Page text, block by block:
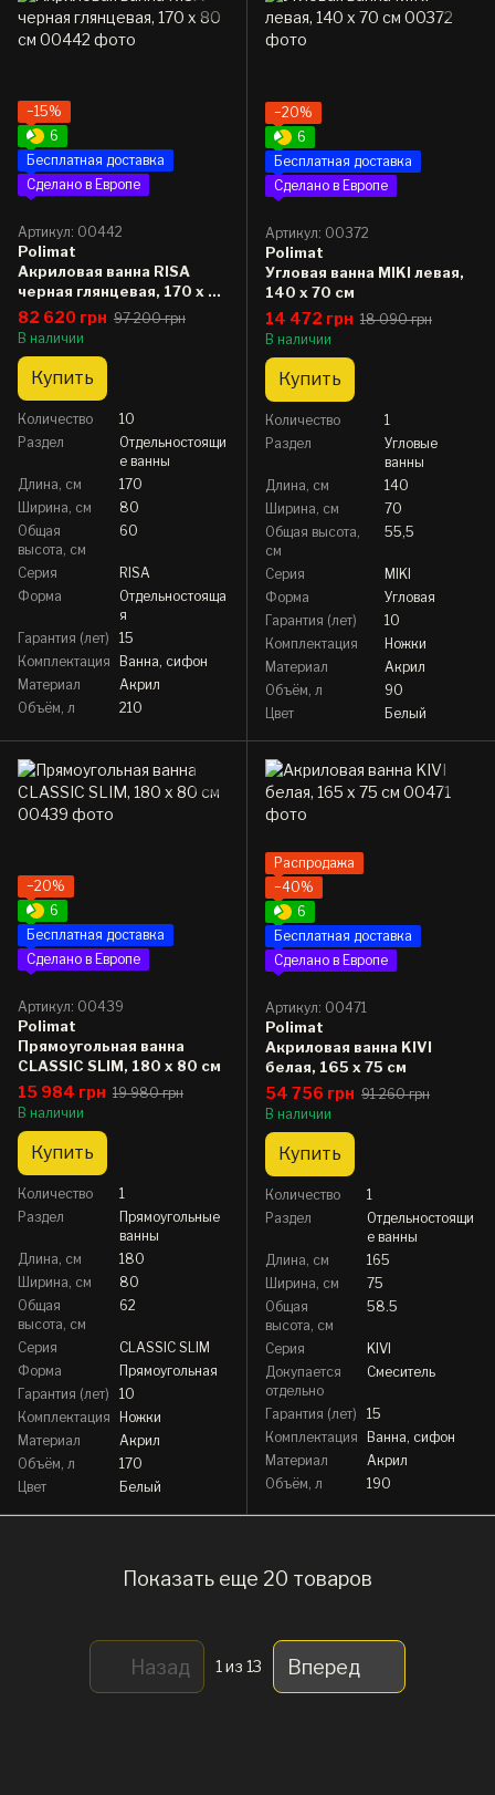
−15%
6
Бесплатная доставка
Сделано в Европе
Артикул: 00442
Polimat
Акриловая ванна RISA
черная глянцевая, 170 x 80
см
82 620 грн 97 200 грн
В наличии
Купить
Количество
10
Раздел
Отдельностоящи
е ванны
Длина, см
170
Ширина, см
80
Общая
высота, см
60
Серия
RISA
Форма
Отдельностояща
я
Гарантия (лет)
15
Комплектация
Ванна, сифон
Материал
Акрил
Объём, л
210
−20%
6
Бесплатная доставка
Сделано в Европе
Артикул: 00372
Polimat
Угловая ванна MIKI левая,
140 x 70 см
14 472 грн 18 090 грн
В наличии
Купить
Количество
1
Раздел
Угловые
ванны
Длина, см
140
Ширина, см
70
Общая высота,
см
55,5
Серия
MIKI
Форма
Угловая
Гарантия (лет)
10
Комплектация
Ножки
Материал
Акрил
Объём, л
90
Цвет
Белый
−20%
6
Бесплатная доставка
Сделано в Европе
Артикул: 00439
Polimat
Прямоугольная ванна
CLASSIC SLIM, 180 x 80 см
15 984 грн 19 980 грн
В наличии
Купить
Количество
1
Раздел
Прямоугольные
ванны
Длина, см
180
Ширина, см
80
Общая
высота, см
62
Серия
CLASSIC SLIM
Форма
Прямоугольная
Гарантия (лет)
10
Комплектация
Ножки
Материал
Акрил
Объём, л
170
Цвет
Белый
Распродажа
−40%
6
Бесплатная доставка
Сделано в Европе
Артикул: 00471
Polimat
Акриловая ванна KIVI
белая, 165 x 75 см
54 756 грн 91 260 грн
В наличии
Купить
Количество
1
Раздел
Отдельностоящи
е ванны
Длина, см
165
Ширина, см
75
Общая
высота, см
58.5
Серия
KIVI
Докупается
отдельно
Смеситель
Гарантия (лет)
15
Комплектация
Ванна, сифон
Материал
Акрил
Объём, л
190
Показать еще 20 товаров
Назад 1из 13 Вперед